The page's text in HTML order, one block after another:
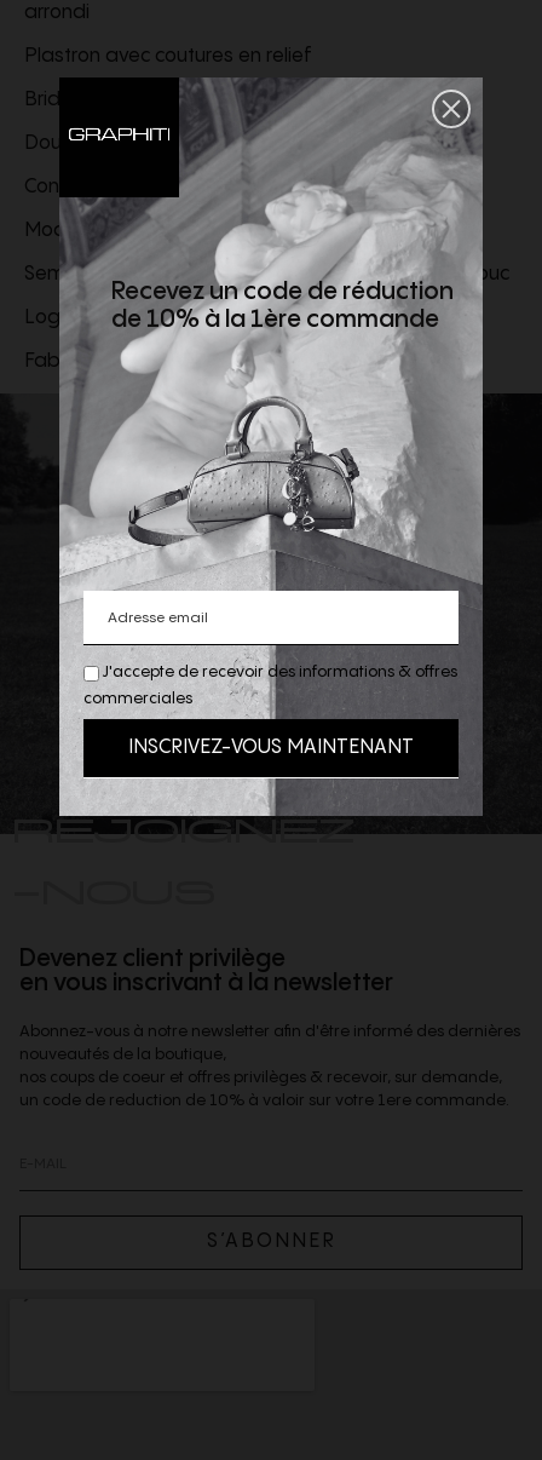
arrondi
Plastron avec coutures en relief
Bride
Doublure en cuir orange
Construction Goodyear inversée
Modèle ressemelable
Semelle en caoutchouc avec bonbout en caoutchouc
Logo Santoni estampé sur la semelle de propreté
Fabrication italienne
REJOIGNEZ
Devenez client privilège
en vous inscrivant à la newsletter
Abonnez-vous à notre newsletter afin d'être informé des dernières
nouveautés de la boutique,
nos coups de coeur et offres privilèges & recevoir, sur demande,
un code de reduction de 10% à valoir sur votre 1ere commande.
S’ABONNER
J'accepte de recevoir des informations & offres
commerciales
Recevez un code de réduction
de 10% à la 1ère commande